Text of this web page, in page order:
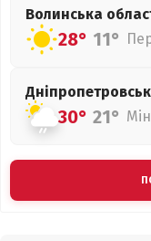
Волинська
28° 11°
30° 21°